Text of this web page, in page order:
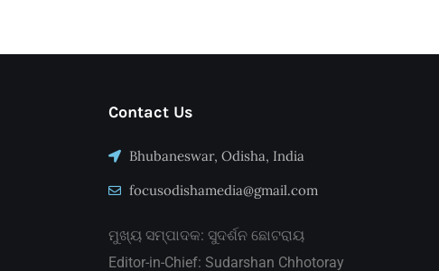
Contact Us
Bhubaneswar, Odisha, India
focusodishamedia@gmail.com
ମୁଖ୍ୟ ସମ୍ପାଦକ: ସୁଦର୍ଶନ ଛୋଟରାୟ
Editor-in-Chief: Sudarshan Chhotoray